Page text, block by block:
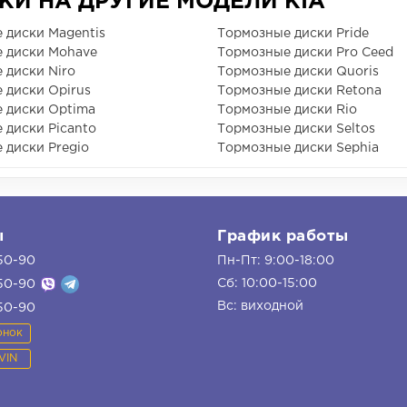
диски Magentis
диски Mohave
диски Niro
диски Opirus
диски Optima
диски Picanto
диски Pregio
Тормозные диски Pride
Тормозные диски Pro Ceed
Тормозные диски Quoris
Тормозные диски Retona
Тормозные диски Rio
Тормозные диски Seltos
Тормозные диски Sephia
90
90
90
График работы
Пн-Пт: 9:00-18:00
Сб: 10:00-15:00
Вс: виходной